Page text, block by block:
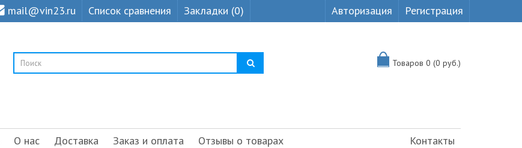
mail@vin23.ru Список сравнения Закладки (0) Авторизация Регистрация
Товаров 0 (0 руб.)
О нас Доставка Заказ и оплата Отзывы о товарах Контакты